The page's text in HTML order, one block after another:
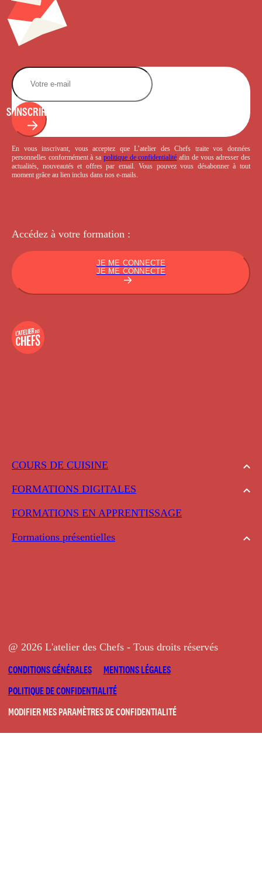
COURS DE CUISINE
FORMATIONS DIGITALES
FORMATIONS EN APPRENTISSAGE
Formations présentielles
S'INSCRIRE
En vous inscrivant, vous acceptez que L’atelier des Chefs traite vos données
personnelles conformément à sa politique de confidentialité afin de vous adresser des
actualités, nouveautés et offres par email. Vous pouvez vous désabonner à tout
moment grâce au lien inclus dans nos e-mails.
Accédez à votre formation :
JE ME CONNECTE
JE ME CONNECTE
@ 2026 L'atelier des Chefs - Tous droits réservés
CONDITIONS GÉNÉRALES
MENTIONS LÉGALES
POLITIQUE DE CONFIDENTIALITÉ
MODIFIER MES PARAMÈTRES DE CONFIDENTIALITÉ